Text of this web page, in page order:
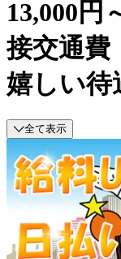
13,000
接交通費
嬉しい待
全て表示